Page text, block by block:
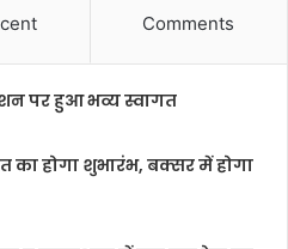
Comments
पर हुआ भव्य स्वागत
होगा शुभारंभ, बक्सर में होगा